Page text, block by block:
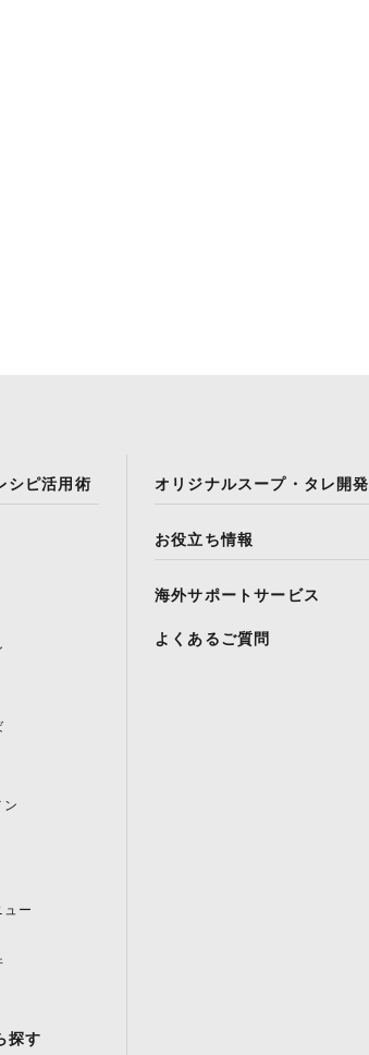
シピ活用術
ー
探す
オリジナルスープ・タレ開発
お役立ち情報
海外サポートサービス
よくあるご質問